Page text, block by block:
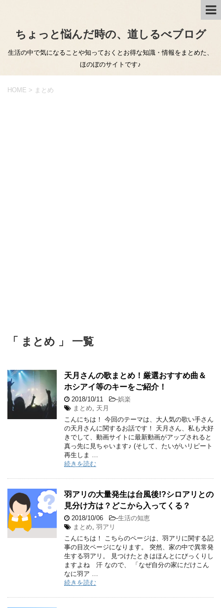
ちょっと悩んだ時の、道しるべブログ
生活の中で気になることや知っておくとお得な知識・情報をまとめた、
ほのぼのサイトです♪
HOME > まとめ
「 まとめ 」 一覧
天月さんの歌まとめ！厳選おすすめ曲＆
ホシアイ等のキーをご紹介！
2018/10/11 -娯楽
まとめ
天月
こんにちは！ 今回のテーマは、大人気の歌い手さん
の天月さんに関するお話です！ 天月さん、私も大好
きでして、動画サイトに最新動画がアップされると
真っ先に見ちゃいます♪ (そして、たいがいリピート
再生しま …
続きを読む
羽アリの大量発生は台風後!?シロアリとの
見分け方は？どこから入ってくる？
2018/10/06 -生活の知恵
まとめ 羽アリ
こんにちは！ こちらのページは、羽アリに関する記
事の目次ページになります。 突然、家の中で異常発
生する羽アリ。 見つけたときはほんとにびっくりし
ますよね 汗 なので、 「なぜ自分の家にだけこん
なに羽ア …
続きを読む